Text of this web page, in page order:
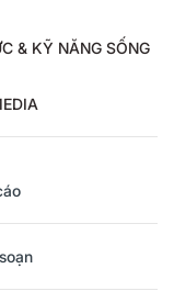
& KỸ NĂNG SỐNG